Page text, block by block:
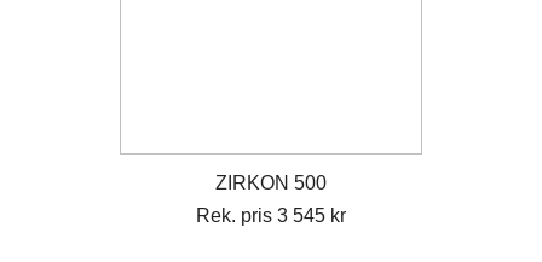
ZIRKON 500
Rek. pris 3 545 kr